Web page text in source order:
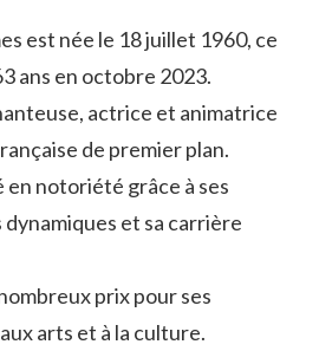
est née le 18 juillet 1960, ce
ans en octobre 2023.
actrice et animatrice
de premier plan.
en notoriété grâce à ses
et sa carrière
prix pour ses
arts et à la culture.